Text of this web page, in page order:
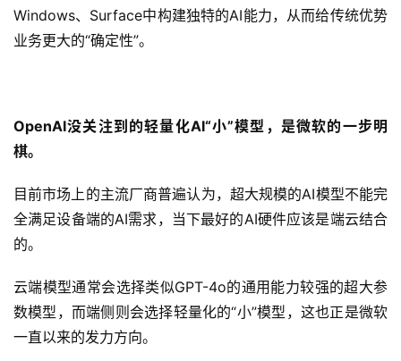
Windows、Surface中构建独特的AI能力，从而给传统优势
业务更大的“确定性”。
OpenAI没关注到的轻量化AI“小”模型，是微软的一步明
棋。
目前市场上的主流厂商普遍认为，超大规模的AI模型不能完
全满足设备端的AI需求，当下最好的AI硬件应该是端云结合
的。
云端模型通常会选择类似GPT-4o的通用能力较强的超大参
数模型，而端侧则会选择轻量化的“小”模型，这也正是微软
一直以来的发力方向。